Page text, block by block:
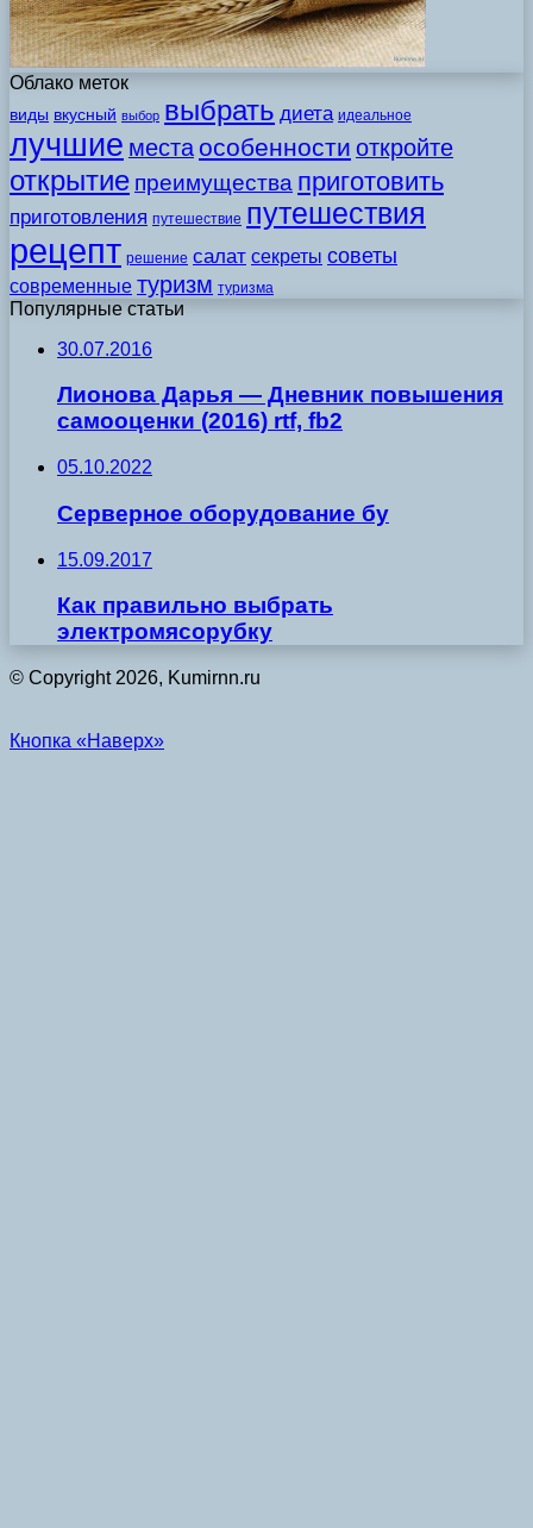
Облако меток
виды вкусный выбор выбрать диета идеальное
лучшие места особенности откройте
открытие преимущества приготовить
приготовления путешествие путешествия
рецепт решение салат секреты советы
современные туризм туризма
Популярные статьи
30.07.2016
Лионова Дарья — Дневник повышения
самооценки (2016) rtf, fb2
05.10.2022
Серверное оборудование бу
15.09.2017
Как правильно выбрать
электромясорубку
© Copyright 2026, Kumirnn.ru
Кнопка «Наверх»